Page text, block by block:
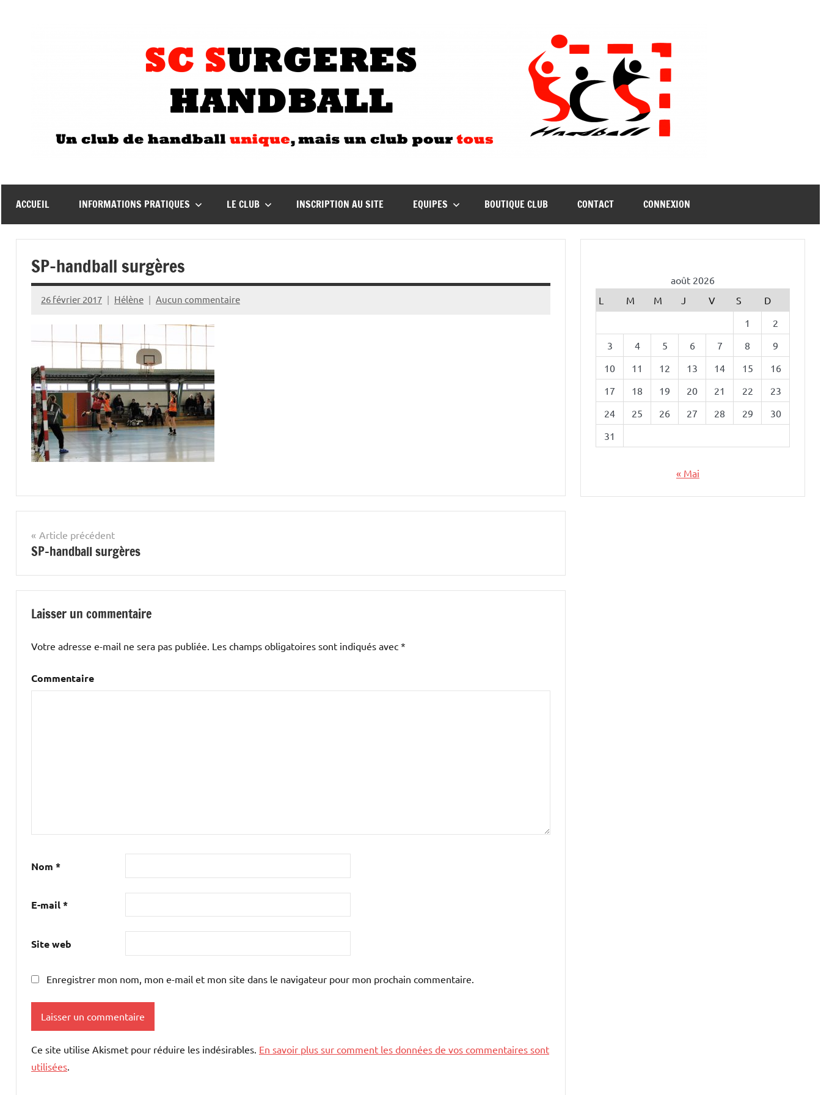
ACCUEIL INFORMATIONS PRATIQUES LE CLUB INSCRIPTION AU SITE EQUIPES BOUTIQUE CLUB CONTACT CONNEXION
SP-handball surgères
26 février 2017 Hélène Aucun commentaire
Navigation
de
l’article
Article précédent
SP-handball surgères
Laisser un commentaire
Votre adresse e-mail ne sera pas publiée. Les champs obligatoires sont indiqués avec *
Commentaire
Nom *
E-mail*
Site web
Enregistrer mon nom, mon e-mail et mon site dans le navigateur pour mon prochain commentaire.
Ce site utilise Akismet pour réduire les indésirables. En savoir plus sur comment les données de vos commentaires sont
utilisées
août 2026
L
M M J V S
D
1
2
3
4 5 6 7 8
9
10
11 12 13 14 15
16
17
18 19 20 21 22
23
24
25 26 27 28 29
30
31
« Mai